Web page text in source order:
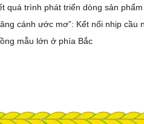
quá trình phát triển dòng sản
cánh ước mơ”: Kết nối nhịp cầu
mẫu lớn ở phía Bắc